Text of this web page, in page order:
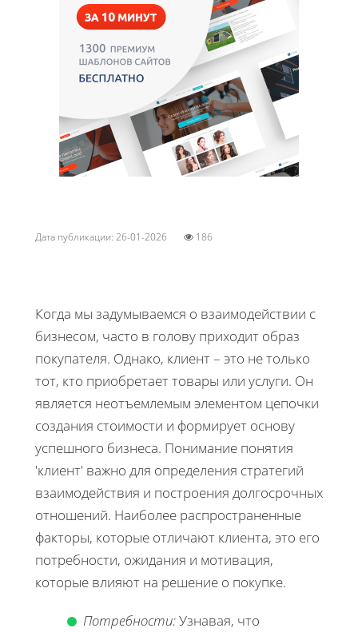
Дата публикации: 26-01-2026 186
Когда мы задумываемся о взаимодействии с
бизнесом, часто в голову приходит образ
покупателя. Однако, клиент – это не только
тот, кто приобретает товары или услуги. Он
является неотъемлемым элементом цепочки
создания стоимости и формирует основу
успешного бизнеса. Понимание понятия
'клиент' важно для определения стратегий
взаимодействия и построения долгосрочных
отношений. Наиболее распространенные
факторы, которые отличают клиента, это его
потребности, ожидания и мотивация,
которые влияют на решение о покупке.
Потребности:Узнавая, что